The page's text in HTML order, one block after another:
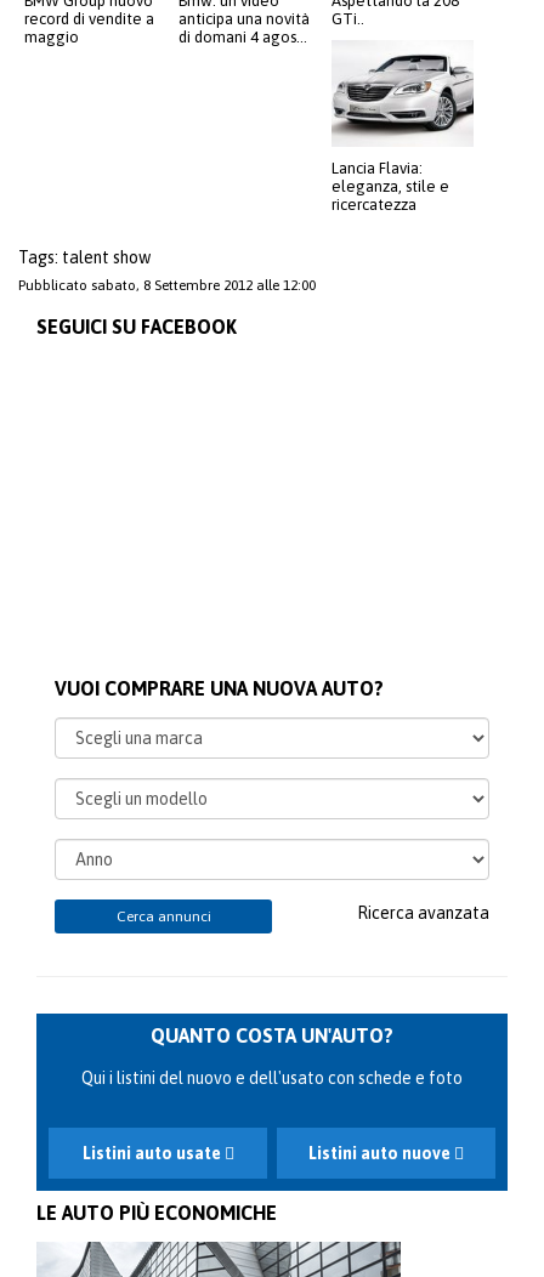
record di vendite a
maggio
anticipa una novità
di domani 4 agos...
GTi..
Lancia Flavia:
eleganza, stile e
ricercatezza
Tags: talent show
Pubblicato sabato, 8 Settembre 2012 alle 12:00
SEGUICI SU FACEBOOK
VUOI COMPRARE UNA NUOVA AUTO?
Ricerca avanzata
Cerca annunci
QUANTO COSTA UN'AUTO?
Qui i listini del nuovo e dell'usato con schede e foto
Listini auto nuove
Listini auto usate
LE AUTO PIÙ ECONOMICHE